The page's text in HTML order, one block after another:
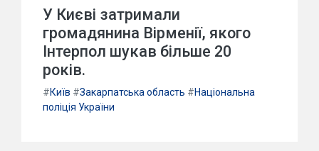
У Києві затримали
громадянина Вірменії, якого
Інтерпол шукав більше 20
років.
#Київ #Закарпатська область #Національна
поліція України